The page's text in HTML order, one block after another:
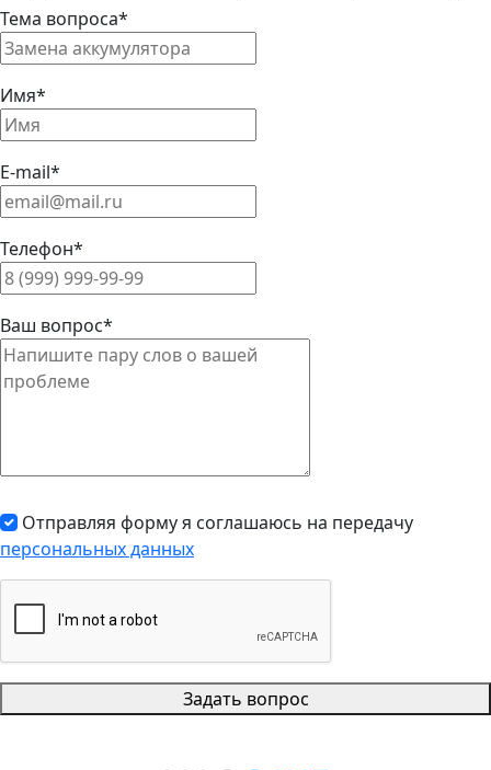
Тема вопроса*
Имя*
E-mail*
Телефон*
Ваш вопрос*
Отправляя форму я соглашаюсь на передачу
персональных данных
Задать вопрос